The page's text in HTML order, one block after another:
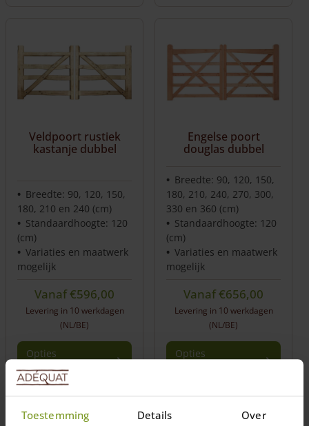
Toestemming Details Over
Veldpoort rustiek
kastanje dubbel
Breedte: 90, 120, 150,
180, 210 en 240 (cm)
Standaardhoogte: 120
(cm)
Variaties en maatwerk
mogelijk
Vanaf€596,00
Levering in 10 werkdagen
(NL/BE)
Opties
selecteren
Engelse poort
douglas dubbel
Breedte: 90, 120, 150,
180, 210, 240, 270, 300,
330 en 360 (cm)
Standaardhoogte: 120
(cm)
Variaties en maatwerk
mogelijk
Vanaf€656,00
Levering in 10 werkdagen
(NL/BE)
Opties